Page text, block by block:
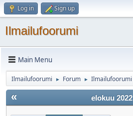
Log in Sign up
Ilmailufoorumi
Main Menu
Ilmailufoorumi ► Forum ► Ilmailufoorumi
« elokuu 2022